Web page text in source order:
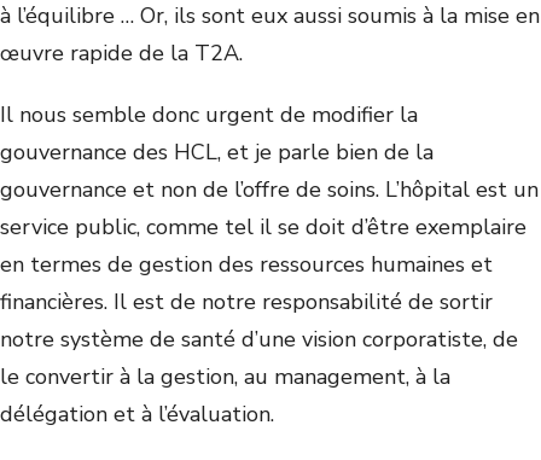
à l’équilibre … Or, ils sont eux aussi soumis à la mise en
œuvre rapide de la T2A.
Il nous semble donc urgent de modifier la
gouvernance des HCL, et je parle bien de la
gouvernance et non de l’offre de soins. L’hôpital est un
service public, comme tel il se doit d’être exemplaire
en termes de gestion des ressources humaines et
financières. Il est de notre responsabilité de sortir
notre système de santé d’une vision corporatiste, de
le convertir à la gestion, au management, à la
délégation et à l’évaluation.